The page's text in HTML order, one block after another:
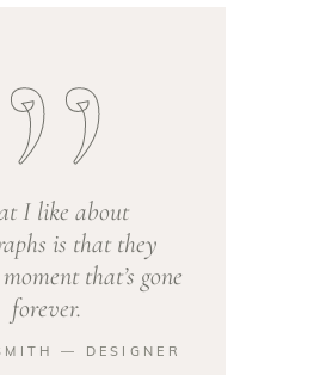
I like about
is that they
that’s gone
forever.
― DESIGNER